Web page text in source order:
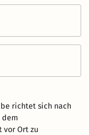
richtet sich nach
dem
vor Ort zu